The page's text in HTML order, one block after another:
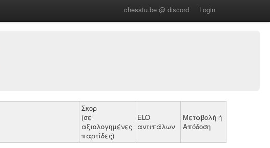
chesstu.be @ discord Login
Σκορ
(σε
αξιολογημένες
παρτίδες)
ELO
αντιπάλων
Μεταβολή ή
Απόδοση